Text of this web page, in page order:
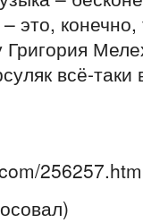
это,
Григория
всё-таки